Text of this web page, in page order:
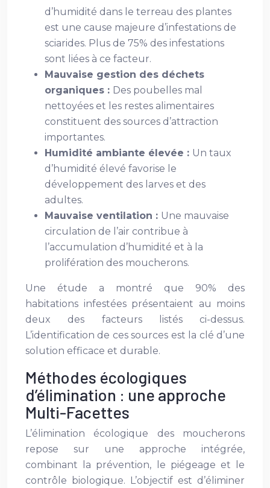
d’humidité dans le terreau des plantes
est une cause majeure d’infestations de
sciarides. Plus de 75% des infestations
sont liées à ce facteur.
Mauvaise gestion des déchets
organiques : Des poubelles mal
nettoyées et les restes alimentaires
constituent des sources d’attraction
importantes.
Humidité ambiante élevée : Un taux
d’humidité élevé favorise le
développement des larves et des
adultes.
Mauvaise ventilation : Une mauvaise
circulation de l’air contribue à
l’accumulation d’humidité et à la
prolifération des moucherons.
Une étude a montré que 90% des
habitations infestées présentaient au moins
deux des facteurs listés ci-dessus.
L’identification de ces sources est la clé d’une
solution efficace et durable.
Méthodes écologiques
d’élimination : une approche
Multi-Facettes
L’élimination écologique des moucherons
repose sur une approche intégrée,
combinant la prévention, le piégeage et le
contrôle biologique. L’objectif est d’éliminer